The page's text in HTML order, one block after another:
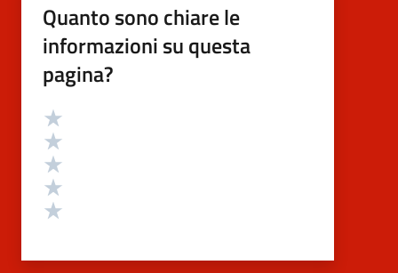
Quanto sono chiare le
informazioni su questa
pagina?
Valutazione